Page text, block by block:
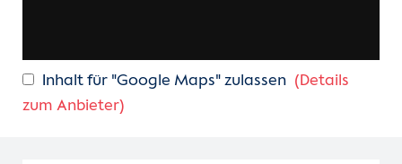
Inhalt für "Google Maps" zulassen (Details
zum Anbieter)